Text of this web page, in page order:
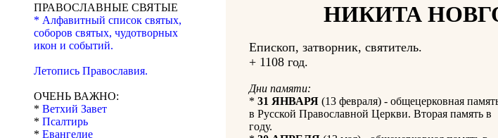
ПРАВОСЛАВНЫЕ СВЯТЫЕ
* Алфавитный список святых,
соборов святых, чудотворных
икон и событий.
Летопись Православия.
ОЧЕНЬ ВАЖНО:
* Ветхий Завет
* Псалтирь
* Евангелие
НИКИТА
Епископ, затворник, святитель.
+ 1108 год.
Дни памяти:
* 31 ЯНВАРЯ (13 февраля) - общецерковная
в Русской Православной Церкви. Вторая память в
году.